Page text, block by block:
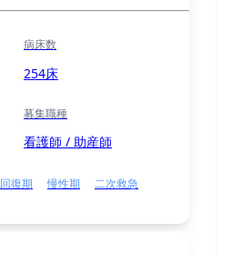
病床数
254床
募集職種
看護師 / 助産師
回復期 慢性期
二次救急